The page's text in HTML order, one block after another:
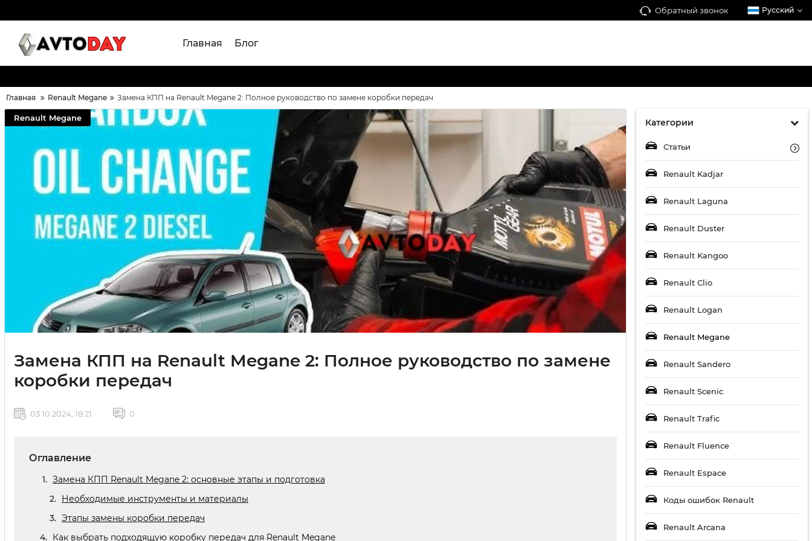
Обратный звонок Русский
Главная Блог
Главная Renault Megane Замена КПП на Renault Megane 2: Полное руководство по замене коробки передач
Категории
Статьи
Renault Kadjar
Renault Laguna
Renault Duster
Renault Kangoo
Renault Clio
Renault Logan
Renault Megane
Renault Sandero
Renault Scenic
Renault Trafic
Renault Fluence
Renault Espace
Коды ошибок Renault
Renault Arcana
Renault Megane
Замена КПП на Renault Megane 2: Полное руководство по замене
коробки передач
03 10 2024, 18:21 0
Оглавление
Замена КПП Renault Megane 2: основные этапы и подготовка
Необходимые инструменты и материалы
Этапы замены коробки передач
Как выбрать подходящую коробку передач для Renault Megane